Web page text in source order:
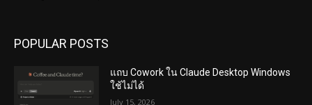
POPULAR POSTS
แถบ Cowork ใน Claude Desktop Windows
ใช้ไม่ได้
July 15, 2026